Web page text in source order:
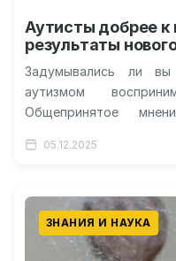
Аутисты добрее к
результаты
Задумывались ли
аутизмом
Общепринятое
изыскания
05.12.2025
ЗНАНИЯ И НАУКА